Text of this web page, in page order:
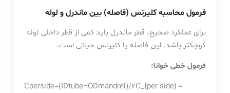
فرمول محاسبه کلیرنس (فاصله) بین ماندرل و لوله
برای عملکرد صحیح، قطر ماندرل باید کمی از قطر داخلی لوله
کوچکتر باشد. این فاصله یا کلیرنس حیاتی است.
فرمول خطی خوانا:
Cperside=(IDtube−ODmandrel)/2C_{per side} =